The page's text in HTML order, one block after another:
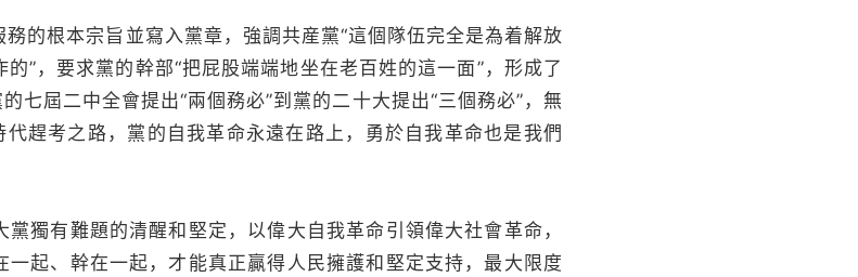
的根本宗旨並寫入黨章，強調共産黨“這個隊伍完全是為着解放
”，要求黨的幹部“把屁股端端地坐在老百姓的這一面”，形成了
七屆二中全會提出“兩個務必”到黨的二十大提出“三個務必”，無
趕考之路，黨的自我革命永遠在路上，勇於自我革命也是我們
獨有難題的清醒和堅定，以偉大自我革命引領偉大社會革命，
起、幹在一起，才能真正贏得人民擁護和堅定支持，最大限度